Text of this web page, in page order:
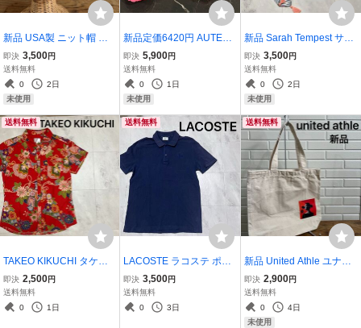
新品 USA製 ニット帽 帽
子 キャップ made in USA
アメリカ製 米国 インボー
ト ワッチ ビーニー アクリ
ル アメカジ ワインレッド
即決 3,500円
送料無料
0
2日
未使用
新品定価6420円 AUTENT
I by PENTA オーテンティ
バイペンタ ナノ・ユニバ
ース 別注ストラップサン
ダル スペイン製 牛革スエ
即決 5,900円
送料無料
0
1日
未使用
新品 Sarah Tempest サラ
テンペスト ストール ソフ
トストール サマースタイ
ル ボタニカル英国ブラン
ド 大判 羽織り 腰巻レーヨ
即決 3,500円
送料無料
0
2日
未使用
送料無料
TAKEO KIKUCHI タケオ
キクチ TK 和柄 半袖 シャ
ツ 総柄 花柄 レトロ レデ
ィース レッド 2 (M) 玉mc
即決 2,500円
送料無料
0
1日
送料無料
LACOSTE ラコステ ポロ
シャツ 半袖 日本製 ストリ
ート アメカジ カジュアル
ネイビー サイズ4 L相当
即決 3,500円
送料無料
0
3日
送料無料
新品 United Athle ユナイ
テッドアスレ goods 365 r
oomy トートバッグ 手提
げ 定価3740 プリント ア
ート 花 キャンバス生地 薄
即決 2,900円
送料無料
0
4日
未使用